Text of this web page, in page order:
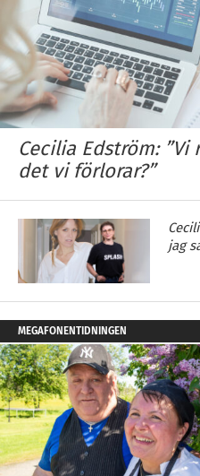
Cecilia Edström:
det vi förlorar?”
jag
MEGAFONENTIDNINGEN